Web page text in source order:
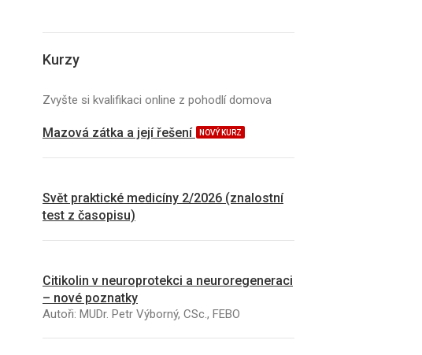
Kurzy
Zvyšte si kvalifikaci online z pohodlí domova
Mazová zátka a její řešení NOVÝ KURZ
Svět praktické medicíny 2/2026 (znalostní
test z časopisu)
Citikolin v neuroprotekci a neuroregeneraci
– nové poznatky
Autoři: MUDr. Petr Výborný, CSc., FEBO